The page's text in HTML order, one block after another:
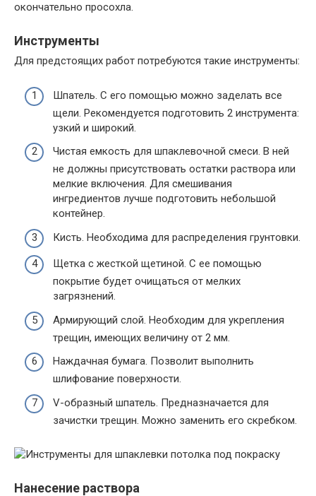
окончательно просохла.
Инструменты
Для предстоящих работ потребуются такие инструменты:
Шпатель. С его помощью можно заделать все
щели. Рекомендуется подготовить 2 инструмента:
узкий и широкий.
Чистая емкость для шпаклевочной смеси. В ней
не должны присутствовать остатки раствора или
мелкие включения. Для смешивания
ингредиентов лучше подготовить небольшой
контейнер.
Кисть. Необходима для распределения грунтовки.
Щетка с жесткой щетиной. С ее помощью
покрытие будет очищаться от мелких
загрязнений.
Армирующий слой. Необходим для укрепления
трещин, имеющих величину от 2 мм.
Наждачная бумага. Позволит выполнить
шлифование поверхности.
V-образный шпатель. Предназначается для
зачистки трещин. Можно заменить его скребком.
Нанесение раствора